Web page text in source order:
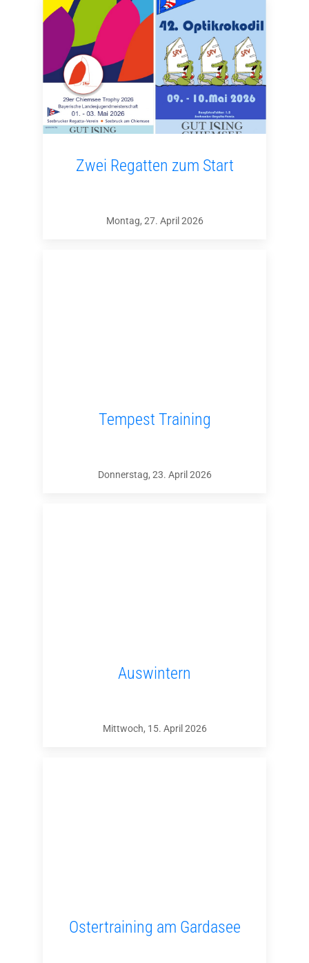
Zwei Regatten zum Start
Montag, 27. April 2026
Tempest Training
Donnerstag, 23. April 2026
Auswintern
Mittwoch, 15. April 2026
Ostertraining am Gardasee